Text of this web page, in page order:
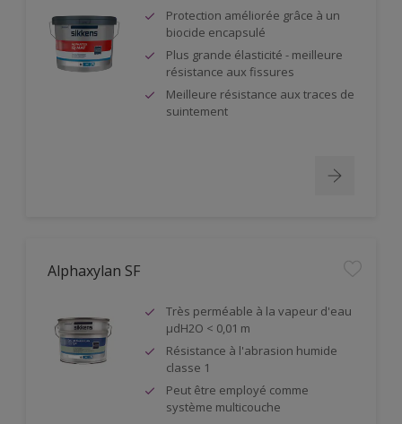
Protection améliorée grâce à un
biocide encapsulé
Plus grande élasticité - meilleure
résistance aux fissures
Meilleure résistance aux traces de
suintement
Alphaxylan SF
Très perméable à la vapeur d'eau
µdH2O < 0,01 m
Résistance à l'abrasion humide
classe 1
Peut être employé comme
système multicouche